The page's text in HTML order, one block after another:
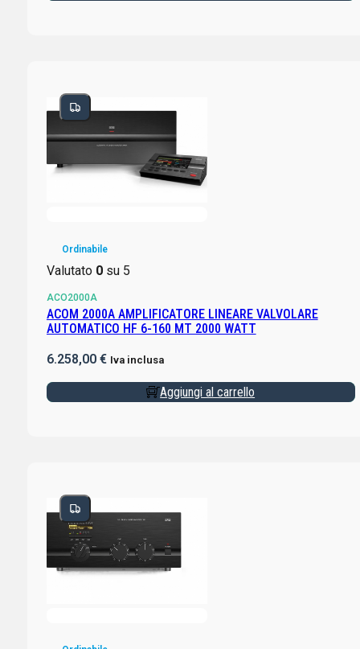
Ordinabile
Valutato 0su 5
ACO2000A
ACOM 2000A AMPLIFICATORE LINEARE VALVOLARE
AUTOMATICO HF 6-160 MT 2000 WATT
6.258,00 € Iva inclusa
Aggiungi al carrello